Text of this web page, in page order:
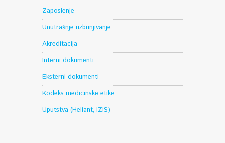
Zaposlenje
Unutrašnje uzbunjivanje
Akreditacija
Interni dokumenti
Eksterni dokumenti
Kodeks medicinske etike
Uputstva (Heliant, IZIS)